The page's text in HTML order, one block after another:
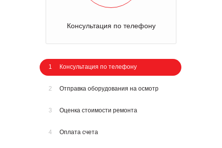
Консультация по телефону
1 Консультация по телефону
2 Отправка оборудования на осмотр
3 Оценка стоимости ремонта
4 Оплата счета